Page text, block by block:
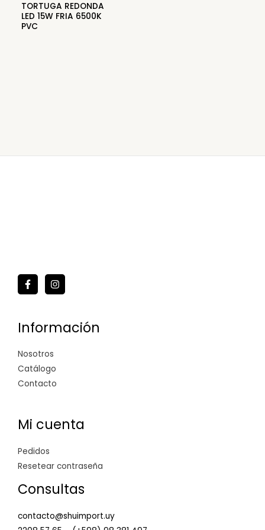
TORTUGA REDONDA
LED 15W FRIA 6500K
PVC
Información
Nosotros
Catálogo
Contacto
Mi cuenta
Pedidos
Resetear contraseña
Consultas
contacto@shuimport.uy